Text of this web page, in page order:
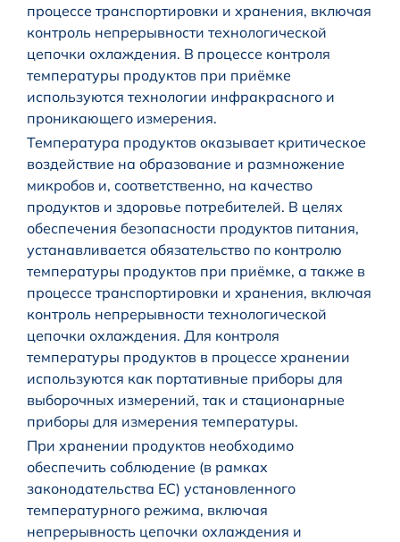
процессе транспортировки и хранения, включая
контроль непрерывности технологической
цепочки охлаждения. В процессе контроля
температуры продуктов при приёмке
используются технологии инфракрасного и
проникающего измерения.
Температура продуктов оказывает критическое
воздействие на образование и размножение
микробов и, соответственно, на качество
продуктов и здоровье потребителей. В целях
обеспечения безопасности продуктов питания,
устанавливается обязательство по контролю
температуры продуктов при приёмке, а также в
процессе транспортировки и хранения, включая
контроль непрерывности технологической
цепочки охлаждения. Для контроля
температуры продуктов в процессе хранении
используются как портативные приборы для
выборочных измерений, так и стационарные
приборы для измерения температуры.
При хранении продуктов необходимо
обеспечить соблюдение (в рамках
законодательства ЕС) установленного
температурного режима, включая
непрерывность цепочки охлаждения и